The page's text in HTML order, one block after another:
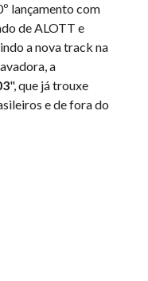
lançamento com
de ALOTT e
a nova track na
a
", que já trouxe
e de fora do